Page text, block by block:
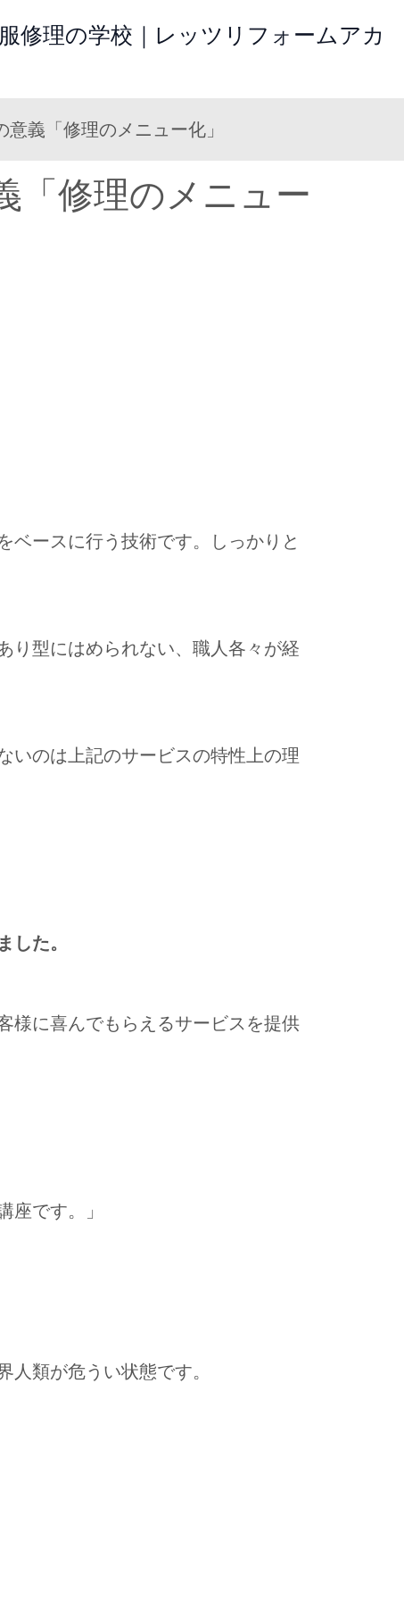
修理の学校｜レッツリフォームアカ
義「修理のメニュー化」
「修理のメニュー
ベースに行う技術です。しっかりと
り型にはめられない、職人各々が経
いのは上記のサービスの特性上の理
した。
様に喜んでもらえるサービスを提供
座です。」
類が危うい状態です。